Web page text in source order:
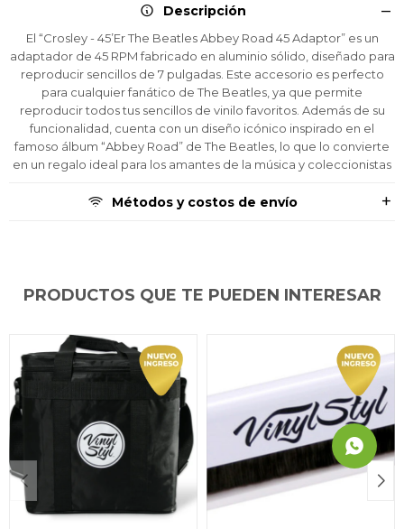
Descripción
El “Crosley - 45’Er The Beatles Abbey Road 45 Adaptor” es un
adaptador de 45 RPM fabricado en aluminio sólido, diseñado para
reproducir sencillos de 7 pulgadas. Este accesorio es perfecto
para cualquier fanático de The Beatles, ya que permite
reproducir todos tus sencillos de vinilo favoritos. Además de su
funcionalidad, cuenta con un diseño icónico inspirado en el
famoso álbum “Abbey Road” de The Beatles, lo que lo convierte
en un regalo ideal para los amantes de la música y coleccionistas
Métodos y costos de envío
PRODUCTOS QUE TE PUEDEN INTERESAR
tarjeta de crédito
Celular
Fecha de nacimiento
Día Mes Año
para comprar en las cuotas que
prefieras!
Elegí tus productos preferidos
Elegís Pago Después como metodo de pago
* sujeto a aprobación crediticia. El monto disponible
puede variar por comercio
Parece que no tenes oferta, lamentamos
contactanos en
preguntas@pagodespues.com.uy
¡Algo salió mal!
Por favor intenta nuevamente mas tarde.
tarjeta de crédito
Celular
Fecha de nacimiento
Día Mes Año
para comprar en las cuotas que
prefieras!
Elegí tus productos preferidos
Elegís Pago Después como metodo de pago
* sujeto a aprobación crediticia. El monto disponible
puede variar por comercio
Parece que no tenes oferta, lamentamos
contactanos en
preguntas@pagodespues.com.uy
¡Algo salió mal!
Por favor intenta nuevamente mas tarde.
tarjeta de crédito
Celular
Fecha de nacimiento
Día Mes Año
para comprar en las cuotas que
prefieras!
Elegí tus productos preferidos
Elegís Pago Después como metodo de pago
* sujeto a aprobación crediticia. El monto disponible
puede variar por comercio
Parece que no tenes oferta, lamentamos
contactanos en
preguntas@pagodespues.com.uy
¡Algo salió mal!
Por favor intenta nuevamente mas tarde.